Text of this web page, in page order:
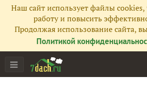
Наш сайт использует файлы
работу и повысить
Продолжая использование сайта,
Политикой
Главная